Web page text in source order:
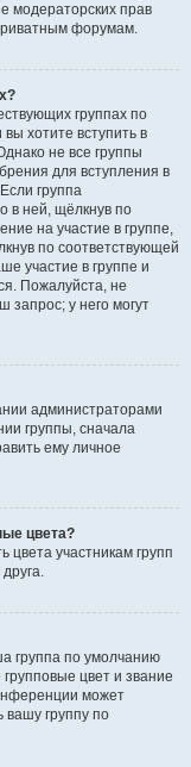
модераторских прав
форумам.
группах по
хотите вступить в
не все группы
для вступления в
группа
в ней, щёлкнув по
на участие в группе,
по соответствующей
участие в группе и
Пожалуйста, не
запрос; у него могут
администраторами
группы, сначала
ему личное
цвета?
участникам групп
группа по умолчанию
цвет и звание
может
группу по